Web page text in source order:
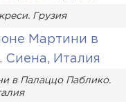
Грузия
в Палаццо Паблико.